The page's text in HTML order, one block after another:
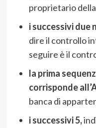
proprietario
i successivi due
dire il controllo
seguire è il
la prima
corrisponde
banca di
i successivi 5,